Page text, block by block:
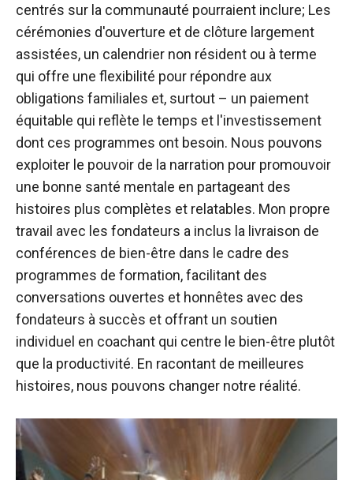
centrés sur la communauté pourraient inclure; Les
cérémonies d'ouverture et de clôture largement
assistées, un calendrier non résident ou à terme
qui offre une flexibilité pour répondre aux
obligations familiales et, surtout – un paiement
équitable qui reflète le temps et l'investissement
dont ces programmes ont besoin. Nous pouvons
exploiter le pouvoir de la narration pour promouvoir
une bonne santé mentale en partageant des
histoires plus complètes et relatables. Mon propre
travail avec les fondateurs a inclus la livraison de
conférences de bien-être dans le cadre des
programmes de formation, facilitant des
conversations ouvertes et honnêtes avec des
fondateurs à succès et offrant un soutien
individuel en coachant qui centre le bien-être plutôt
que la productivité. En racontant de meilleures
histoires, nous pouvons changer notre réalité.